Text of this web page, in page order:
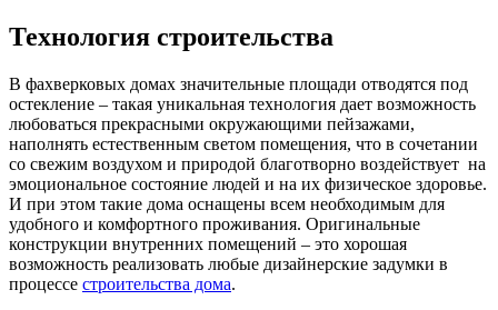
Технология строительства
В фахверковых домах значительные площади отводятся под
остекление – такая уникальная технология дает возможность
любоваться прекрасными окружающими пейзажами,
наполнять естественным светом помещения, что в сочетании
со свежим воздухом и природой благотворно воздействует на
эмоциональное состояние людей и на их физическое здоровье.
И при этом такие дома оснащены всем необходимым для
удобного и комфортного проживания. Оригинальные
конструкции внутренних помещений – это хорошая
возможность реализовать любые дизайнерские задумки в
процессе строительства дома.